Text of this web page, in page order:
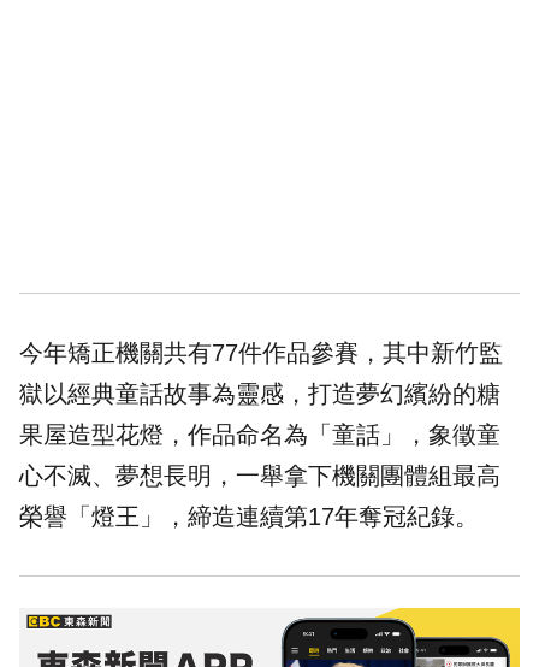
今年矯正機關共有77件作品參賽，其中新竹監
獄以經典童話故事為靈感，打造夢幻繽紛的糖
果屋造型花燈，作品命名為「童話」，象徵童
心不滅、夢想長明，一舉拿下機關團體組最高
榮譽「燈王」，締造連續第17年奪冠紀錄。